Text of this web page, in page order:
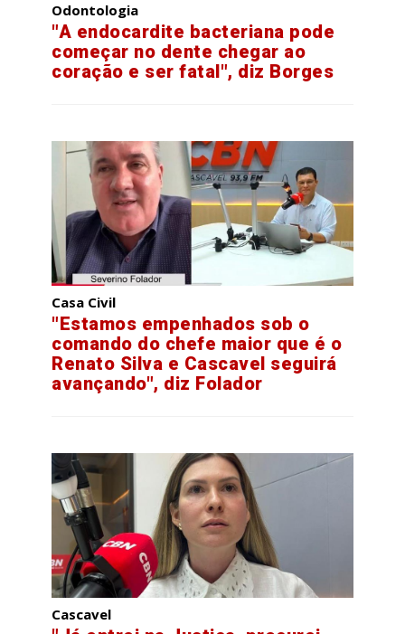
Odontologia
"A endocardite bacteriana pode
começar no dente chegar ao
coração e ser fatal", diz Borges
Casa Civil
"Estamos empenhados sob o
comando do chefe maior que é o
Renato Silva e Cascavel seguirá
avançando", diz Folador
Cascavel